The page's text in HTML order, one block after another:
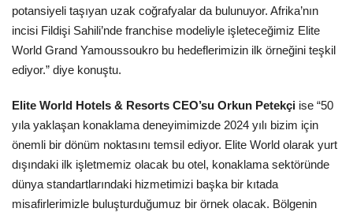
potansiyeli taşıyan uzak coğrafyalar da bulunuyor. Afrika’nın
incisi Fildişi Sahili’nde franchise modeliyle işleteceğimiz Elite
World Grand Yamoussoukro bu hedeflerimizin ilk örneğini teşkil
ediyor.” diye konuştu.
Elite World Hotels & Resorts CEO’su Orkun Petekçi ise “50
yıla yaklaşan konaklama deneyimimizde 2024 yılı bizim için
önemli bir dönüm noktasını temsil ediyor. Elite World olarak yurt
dışındaki ilk işletmemiz olacak bu otel, konaklama sektöründe
dünya standartlarındaki hizmetimizi başka bir kıtada
misafirlerimizle buluşturduğumuz bir örnek olacak. Bölgenin